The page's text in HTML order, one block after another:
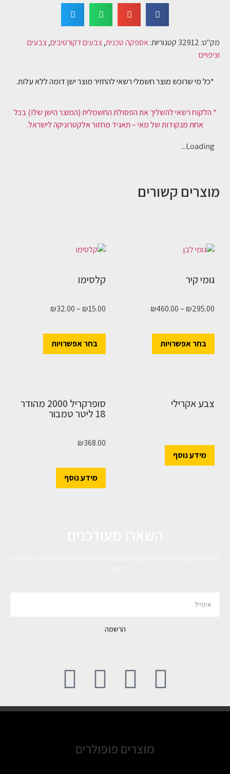
מק"ט: 32912 קטגוריות: אספקה טכנית,צבעים דקורטיבים,צבעים
וציפויים
*כל מי שרוכש מוצר חשמלי רשאי להחזיר מוצר ישן דומה ללא עלות.
* הלקוח רשאי להשליך את הפסולת החשמלית (המוצר הישן שלו) בכל
אחת מנקודות של מאי – תאגיד מחזור אלקטרוניקה לישראל.
Loading...
מוצרים קשורים
גומי קיר
₪295.00
–
₪460.00
בחר אפשרויות
קלסימו
₪15.00
–
₪32.00
בחר אפשרויות
צבע אקרילי
מידע נוסף
סופרקריל 2000 מהודר
18 ליטר טמבור
₪368.00
מידע נוסף
הרשמה
מוצרים פופולרים